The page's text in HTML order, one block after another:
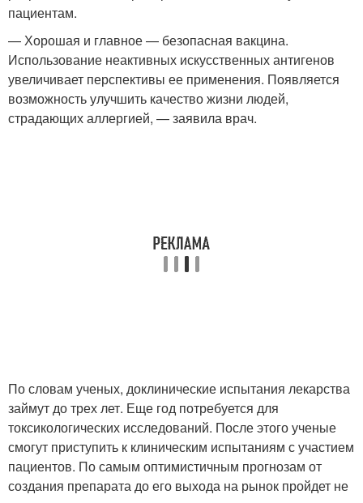
пациентам.
— Хорошая и главное — безопасная вакцина.
Использование неактивных искусственных антигенов
увеличивает перспективы ее применения. Появляется
возможность улучшить качество жизни людей,
страдающих аллергией, — заявила врач.
По словам ученых, доклинические испытания лекарства
займут до трех лет. Еще год потребуется для
токсикологических исследований. После этого ученые
смогут приступить к клиническим испытаниям с участием
пациентов. По самым оптимистичным прогнозам от
создания препарата до его выхода на рынок пройдет не